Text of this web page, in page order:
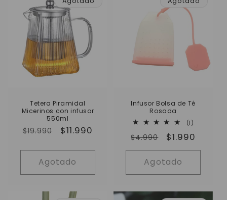
Tetera Piramidal
Micerinos con infusor
550ml
Precio
$19.990
Precio
oferta
$11.990
Agotado
Infusor Bolsa de Té
Rosada
(1)
totales
Precio
habitual
$4.990
Precio
de
oferta
$1.990
Agotado